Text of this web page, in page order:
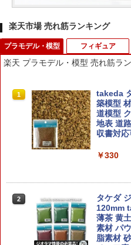
楽天市場 売れ筋ランキング
プラモデル・模型
楽天 プラモデル・模型 売れ筋ラ
1
takeda
築模型
道模型
地表 道
収書対
￥330
2
タケダ
120mm
薄茶 黄
素材 パ
脂素材
フィギュア